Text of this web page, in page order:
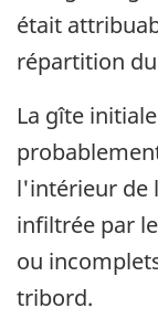
était
répartition
La gîte
l'intérieur de
infiltrée par
ou
tribord.